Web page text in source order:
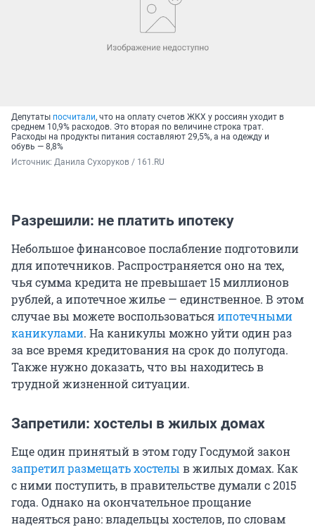
Депутаты посчитали, что на оплату счетов ЖКХ у россиян уходит в
среднем 10,9% расходов. Это вторая по величине строка трат.
Расходы на продукты питания составляют 29,5%, а на одежду и
обувь — 8,8%
Источник: Данила Сухоруков / 161.RU
Разрешили: не платить ипотеку
Небольшое финансовое послабление подготовили
для ипотечников. Распространяется оно на тех,
чья сумма кредита не превышает 15 миллионов
рублей, а ипотечное жилье — единственное. В этом
случае вы можете воспользоватьсяипотечными
каникулами. На каникулы можно уйти один раз
за все время кредитования на срок до полугода.
Также нужно доказать, что вы находитесь в
трудной жизненной ситуации.
Запретили: хостелы в жилых домах
Еще один принятый в этом году Госдумой закон
запретил размещать хостелы в жилых домах. Как
с ними поступить, в правительстве думали с 2015
года. Однако на окончательное прощание
надеяться рано: владельцы хостелов, по словам